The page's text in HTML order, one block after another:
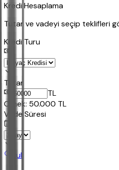
Kredi Hesaplama
Tutar ve vadeyi seçip teklifleri
Kredi Turu
Tutar
TL
Ornek: 50.000 TL
Vade Süresi
Bul